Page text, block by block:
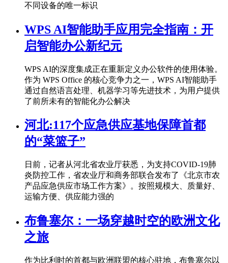
不同设备的唯一标识
WPS AI智能助手应用完全指南：开
启智能办公新纪元
WPS AI的深度集成正在重新定义办公软件的使用体验。
作为 WPS Office 的核心竞争力之一，WPS AI智能助手
通过自然语言处理、机器学习等先进技术，为用户提供
了前所未有的智能化办公解决
河北:117个应急供应基地保障首都
的“菜篮子”
日前，记者从河北省农业厅获悉，为支持COVID-19肺
炎防控工作，省农业厅和商务部联合发布了《北京市农
产品应急供应市场工作方案》。按照规模大、质量好、
运输方便、供应能力强的
布鲁塞尔：一场穿越时空的欧洲文化
之旅
作为比利时的首都与欧洲联盟的核心驻地，布鲁塞尔以